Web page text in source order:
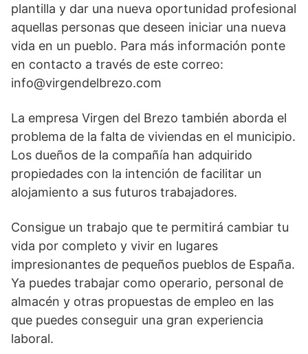
plantilla y dar una nueva oportunidad profesional
aquellas personas que deseen iniciar una nueva
vida en un pueblo. Para más información ponte
en contacto a través de este correo:
info@virgendelbrezo.com
La empresa Virgen del Brezo también aborda el
problema de la falta de viviendas en el municipio.
Los dueños de la compañía han adquirido
propiedades con la intención de facilitar un
alojamiento a sus futuros trabajadores.
Consigue un trabajo que te permitirá cambiar tu
vida por completo y vivir en lugares
impresionantes de pequeños pueblos de España.
Ya puedes trabajar como operario, personal de
almacén y otras propuestas de empleo en las
que puedes conseguir una gran experiencia
laboral.